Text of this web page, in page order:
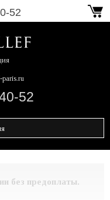
52
52
без предоплаты.